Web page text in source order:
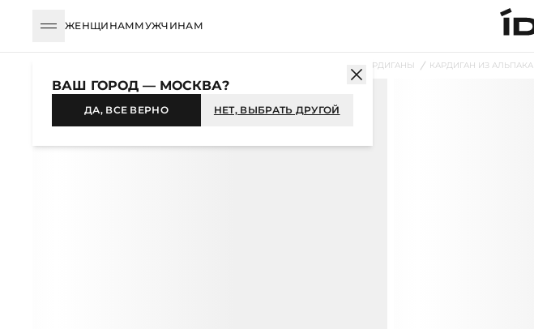
ЖЕНЩИНАММУЖЧИНАМ
КАРДИГАНЫ КАРДИГАН ИЗ АЛЬПАКА
ВАШ ГОРОД — МОСКВА?
ДА, ВСЕ ВЕРНО НЕТ, ВЫБРАТЬ ДРУГОЙ